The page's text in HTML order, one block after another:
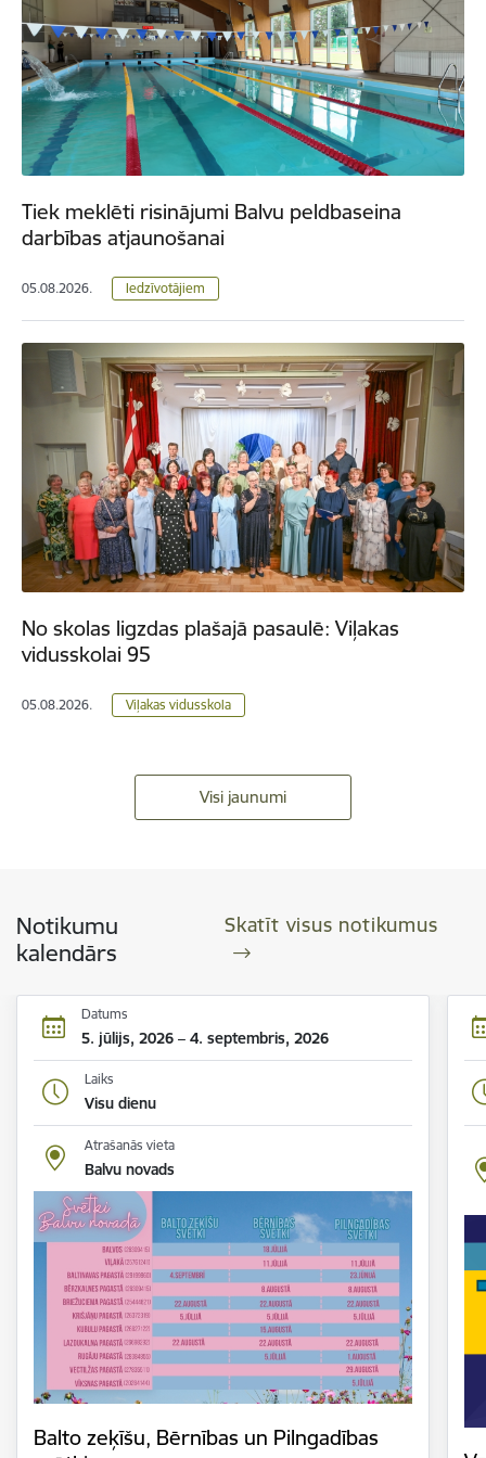
Tiek meklēti risinājumi Balvu peldbaseina
darbības atjaunošanai
05.08.2026. Iedzīvotājiem
No skolas ligzdas plašajā pasaulē: Viļakas
vidusskolai 95
05.08.2026. Viļakas vidusskola
Visi jaunumi
Notikumu
kalendārs
Skatīt visus notikumus
Datums
5. jūlijs, 2026 – 4. septembris, 2026
Laiks
Visu dienu
Atrašanās vieta
Balvu novads
Balto zeķīšu, Bērnības un Pilngadības